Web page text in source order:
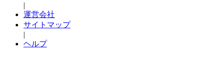
|
運営会社
サイトマップ
|
ヘルプ